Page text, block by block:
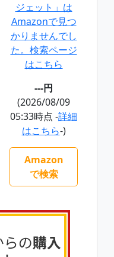
ジェット」は
Amazonで見つ
かりませんでし
た。検索ページ
はこちら
---円
(2026/08/09
05:33時点 -詳細
はこちら-)
Amazon
で検索